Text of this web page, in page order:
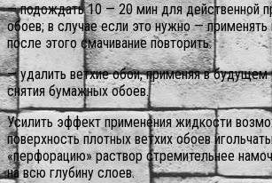
— подождать 10 — 20 мин для действенной
обоев; в случае если это нужно — применять
после этого смачивание повторить.
— удалить ветхие обои, применяя в будущем
снятия бумажных обоев.
Усилить эффект применения жидкости
поверхность плотных ветхих обоев
«перфорацию» раствор стремительнее
на всю глубину слоев.